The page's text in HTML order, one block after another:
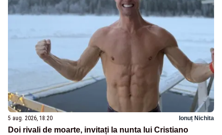
5 aug. 2026, 18:20 Ionuț Nichita
Doi rivali de moarte, invitați la nunta lui Cristiano